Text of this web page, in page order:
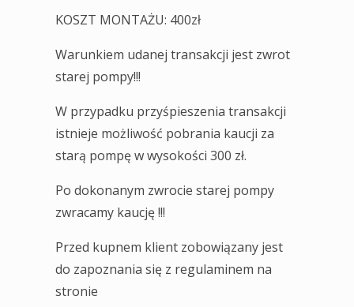
KOSZT MONTAŻU: 400zł
Warunkiem udanej transakcji jest zwrot
starej pompy!!!
W przypadku przyśpieszenia transakcji
istnieje możliwość pobrania kaucji za
starą pompę w wysokości 300 zł.
Po dokonanym zwrocie starej pompy
zwracamy kaucję !!!
Przed kupnem klient zobowiązany jest
do zapoznania się z regulaminem na
stronie